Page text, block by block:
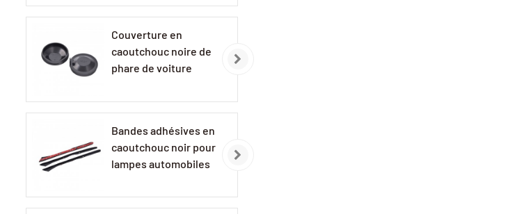
Couverture en
caoutchouc noire de
phare de voiture
Bandes adhésives en
caoutchouc noir pour
lampes automobiles